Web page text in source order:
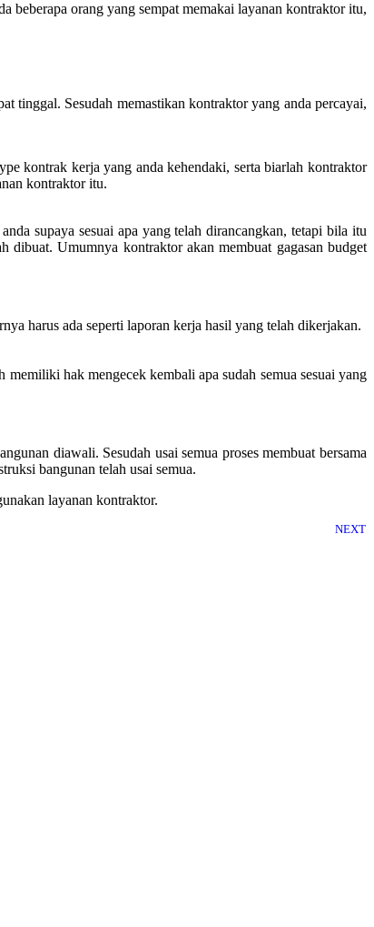
beberapa orang yang sempat memakai layanan kontraktor itu,
tinggal. Sesudah memastikan kontraktor yang anda percayai,
kontrak kerja yang anda kehendaki, serta biarlah kontraktor
kontraktor itu.
supaya sesuai apa yang telah dirancangkan, tetapi bila itu
dibuat. Umumnya kontraktor akan membuat gagasan budget
harus ada seperti laporan kerja hasil yang telah dikerjakan.
hak mengecek kembali apa sudah semua sesuai yang
diawali. Sesudah usai semua proses membuat bersama
bangunan telah usai semua.
layanan kontraktor.
NEXT